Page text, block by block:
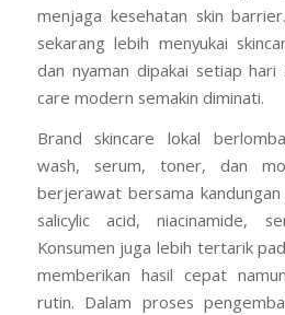
menjaga kesehatan skin
sekarang lebih menyukai
dan nyaman dipakai setiap hari
care modern semakin diminati.
Brand skincare lokal
wash, serum, toner, dan
berjerawat bersama
salicylic acid, niacinamide,
Konsumen juga lebih tertarik
memberikan hasil cepat
rutin. Dalam proses